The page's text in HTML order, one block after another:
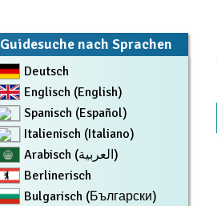
Guidesuche nach Sprachen
Deutsch
Englisch (English)
Spanisch (Español)
Italienisch (Italiano)
Arabisch (العربية)
Berlinerisch
Bulgarisch (Български)